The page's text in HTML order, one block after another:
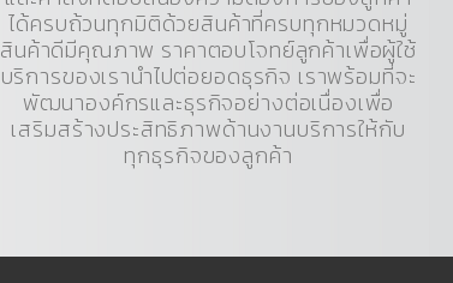
ได้ครบถ้วนทุกมิติด้วยสินค้าที่ครบทุกหมวดหมู่
สินค้าดีมีคุณภาพ ราคาตอบโจทย์ลูกค้าเพื่อผู้ใช้
บริการของเรานำไปต่อยอดธุรกิจ เราพร้อมที่จะ
พัฒนาองค์กรและธุรกิจอย่างต่อเนื่องเพื่อ
เสริมสร้างประสิทธิภาพด้านงานบริการให้กับ
ทุกธุรกิจของลูกค้า